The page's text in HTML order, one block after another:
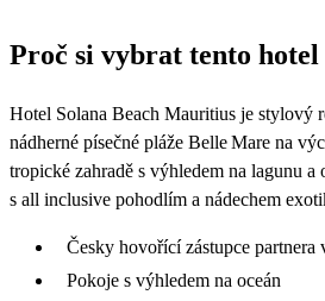
57 469 53 299
Proč si vybrat tento hotel
Hotel Solana Beach Mauritius je stylový
nádherné písečné pláže Belle Mare na
tropické zahradě s výhledem na lagunu
s all inclusive pohodlím a nádechem
Česky hovořící zástupce partnera
Pokoje s výhledem na oceán